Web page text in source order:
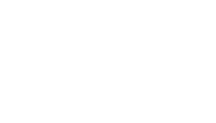
，老师讲的通俗易懂的 感受:
，很容易懂，所以没有基础